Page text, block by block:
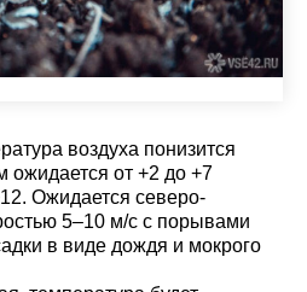
воздуха понизится
ожидается от +2 до +7
Ожидается северо-
5–10 м/с с порывами
в виде дождя и мокрого